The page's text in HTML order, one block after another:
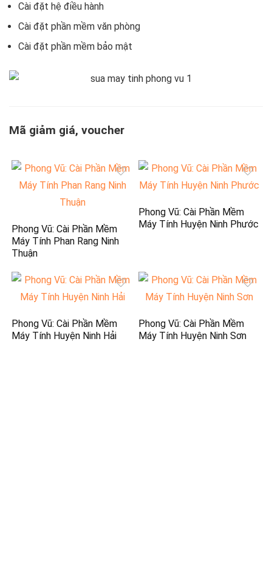
Cài đặt hệ điều hành
Cài đặt phần mềm văn phòng
Cài đặt phần mềm bảo mật
Mã giảm giá, voucher
Phong Vũ: Cài Phần Mềm
Máy Tính Phan Rang Ninh
Thuận
Phong Vũ: Cài Phần Mềm
Máy Tính Huyện Ninh Phước
Phong Vũ: Cài Phần Mềm
Máy Tính Huyện Ninh Hải
Phong Vũ: Cài Phần Mềm
Máy Tính Huyện Ninh Sơn